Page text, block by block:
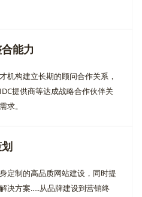
能力
机构建立长期的顾问合作关系，
提供商等达成战略合作伙伴关
求。
定制的高品质网站建设，同时提
决方案.....从品牌建设到营销终